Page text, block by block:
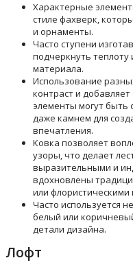
Характерные
стиле фахверк,
и орнаменты.
Часто ступени
подчеркнуть теплоту
материала.
Использование
контраст и
элементы могут быть
даже камнем для
впечатления.
Ковка позволяет
узоры, что делает
выразительными и
вдохновлены
или
Часто используется
белый или
детали дизайна.
Лофт